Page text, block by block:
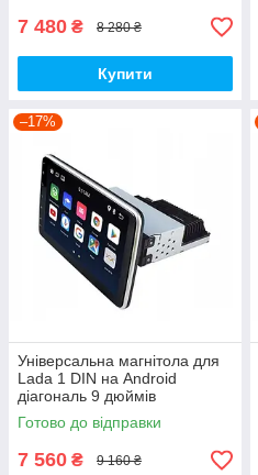
7 480 ₴ 8 280 ₴
Купити
–17%
Універсальна магнітола для
Lada 1 DIN на Android
діагональ 9 дюймів
Готово до відправки
7 560 ₴ 9 160 ₴